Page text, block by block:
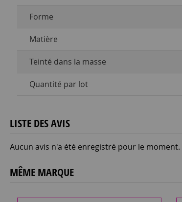
Forme
Matière
Teinté dans la masse
Quantité par lot
LISTE DES AVIS
Aucun avis n'a été enregistré pour le moment.
MÊME MARQUE